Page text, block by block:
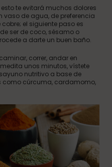
te evitará muchos dolores
vaso de agua, de preferencia
el siguiente paso es
ser de coco, sésamo o
a darte un buen baño.
correr, andar en
unos minutos, vístete
nutritivo a base de
como cúrcuma, cardamomo,